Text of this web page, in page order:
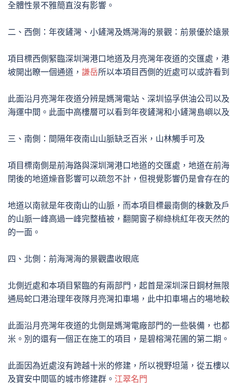
全體性景不雅簡直沒有影響。
二、西側：年夜鏟灣、小鏟灣及媽灣海的景觀：前景優於遠景
項目標西側緊臨深圳灣港口地道及月亮灣年夜道的交匯處，
坡開出瞭一個通道， 謙岳所以本項目西側的近處可以或許看
此面沿月亮灣年夜道分辨是媽灣電站、深圳協孚供油公司
海運中間。此面中高樓層可以看到年夜鏟灣和小鏟灣島嶼以
三、南側：間隔年夜南山山脈缺乏百米，山林觸手可及
項目標南側是前海路與深圳灣港口地道的交匯處，地道在前
閉後的地道燥音影響可以疏忽不計，但視覺影響仍是會存在
地道以南就是年夜南山的山脈，而本項目標最南側的棟數及
的山脈一峰高過一峰完整植被，翻開窗子柳綠桃紅年夜天然
的一面。
四、北側：前海灣海的景觀盡收眼底
北側近處和本項目緊臨的有兩部門，起首是深圳深日鋼材無
通局蛇口港治理年夜隊月亮灣扣車場，此中扣車場占的場地
此面沿月亮灣年夜道的北側是媽灣電廠部門的一些裝備，也
米。別的還有一個正在施工的項目，是碧榕灣花圃的第二期。
此面因為近處沒有跨越十米的修建，所以視野坦蕩，從五樓
及寶安中間區的城市修建群。 江翠名門